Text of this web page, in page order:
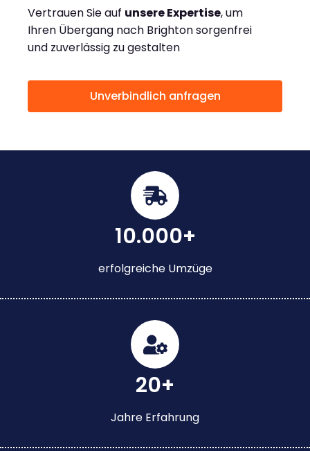
Vertrauen Sie auf unsere Expertise, um
Ihren Übergang nach Brighton sorgenfrei
und zuverlässig zu gestalten
Unverbindlich anfragen
10.000+
erfolgreiche Umzüge
20+
Jahre Erfahrung